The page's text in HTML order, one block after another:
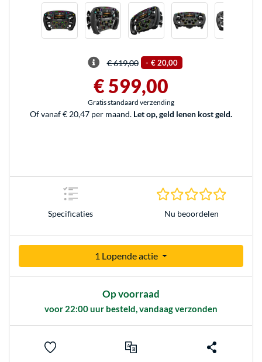
€ 619,00 - € 20,00
€ 599,00
Gratis standaard verzending
Of vanaf € 20,47 per maand. Let op, geld lenen kost geld.
Specificaties Nu beoordelen
1 Lopende actie
Op voorraad
voor 22:00 uur besteld, vandaag verzonden